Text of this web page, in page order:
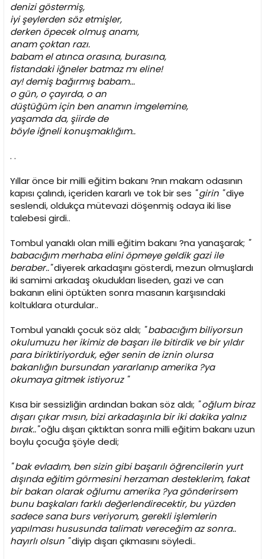
denizi göstermiş,
iyi şeylerden söz etmişler,
derken öpecek olmuş anamı,
anam çoktan razı.
babam el atınca orasına, burasına,
fistandaki iğneler batmaz mı eline!
ay! demiş bağırmış babam...
o gün, o çayırda, o an
düştüğüm için ben anamın imgelemine,
yaşamda da, şiirde de
böyle iğneli konuşmaklığım..
. .
Yıllar önce bir milli eğitim bakanı ?nın makam odasının
kapısı çalındı, içeriden kararlı ve tok bir ses " girin "diye
seslendi, oldukça mütevazi döşenmiş odaya iki lise
talebesi girdi..
Tombul yanaklı olan milli eğitim bakanı ?na yanaşarak; "
babacığım merhaba elini öpmeye geldik gazi ile
beraber.."diyerek arkadaşını gösterdi, mezun olmuşlardı
iki samimi arkadaş okudukları liseden, gazi ve can
bakanın elini öptükten sonra masanın karşısındaki
koltuklara oturdular..
Tombul yanaklı çocuk söz aldı; " babacığım biliyorsun
okulumuzu her ikimiz de başarı ile bitirdik ve bir yıldır
para biriktiriyorduk, eğer senin de iznin olursa
bakanlığın bursundan yararlanıp amerika ?ya
okumaya gitmek istiyoruz "
Kısa bir sessizliğin ardından bakan söz aldı; " oğlum biraz
dışarı çıkar mısın, bizi arkadaşınla bir iki dakika yalnız
bırak.."oğlu dışarı çıktıktan sonra milli eğitim bakanı uzun
boylu çocuğa şöyle dedi;
" bak evladım, ben sizin gibi başarılı öğrencilerin yurt
dışında eğitim görmesini herzaman desteklerim, fakat
bir bakan olarak oğlumu amerika ?ya gönderirsem
bunu başkaları farklı değerlendirecektir, bu yüzden
sadece sana burs veriyorum, gerekli işlemlerin
yapılması hususunda talimatı vereceğim az sonra..
hayırlı olsun "diyip dışarı çıkmasını söyledi..